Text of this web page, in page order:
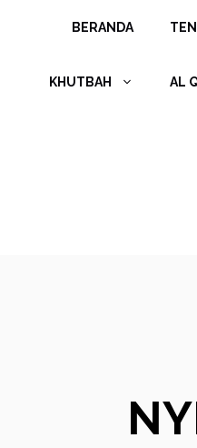
BERANDA
KHUTBAH AL